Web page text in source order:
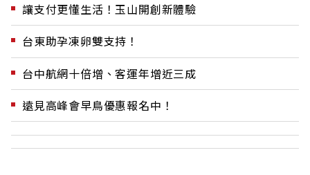
讓支付更懂生活！玉山開創新體驗
台東助孕凍卵雙支持！
台中航網十倍增、客運年增近三成
遠見高峰會早鳥優惠報名中！